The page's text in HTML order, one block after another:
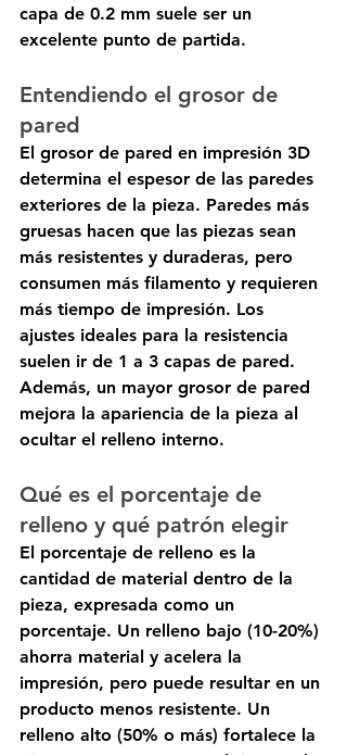
capa de 0.2 mm suele ser un
excelente punto de partida.
Entendiendo el grosor de
pared
El grosor de pared en impresión 3D
determina el espesor de las paredes
exteriores de la pieza. Paredes más
gruesas hacen que las piezas sean
más resistentes y duraderas, pero
consumen más filamento y requieren
más tiempo de impresión. Los
ajustes ideales para la resistencia
suelen ir de 1 a 3 capas de pared.
Además, un mayor grosor de pared
mejora la apariencia de la pieza al
ocultar el relleno interno.
Qué es el porcentaje de
relleno y qué patrón elegir
El porcentaje de relleno es la
cantidad de material dentro de la
pieza, expresada como un
porcentaje. Un relleno bajo (10-20%)
ahorra material y acelera la
impresión, pero puede resultar en un
producto menos resistente. Un
relleno alto (50% o más) fortalece la